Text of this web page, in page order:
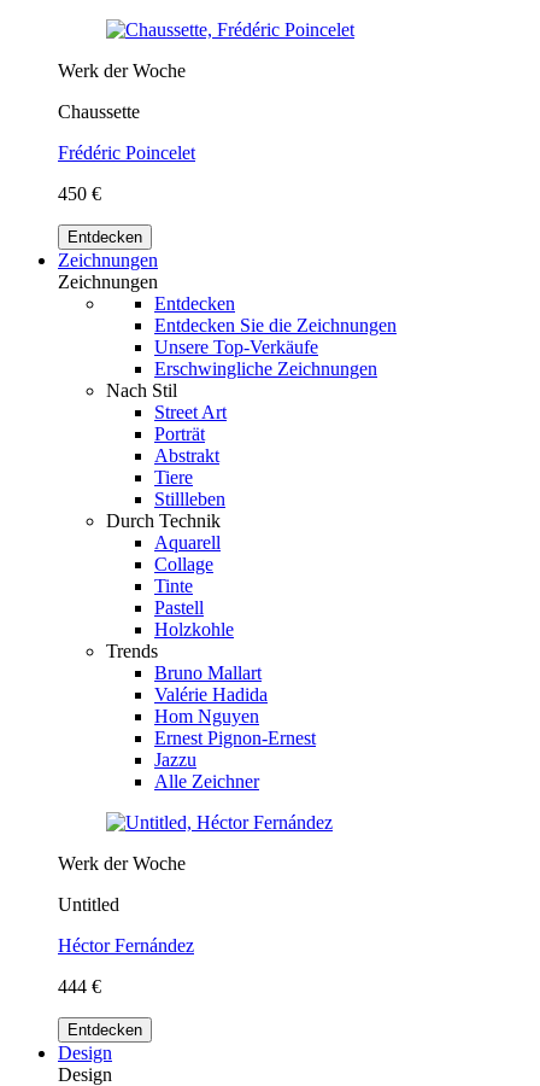
Werk der Woche
Chaussette
Frédéric Poincelet
450 €
Entdecken
Zeichnungen
Zeichnungen
Entdecken
Entdecken Sie die Zeichnungen
Unsere Top-Verkäufe
Erschwingliche Zeichnungen
Nach Stil
Street Art
Porträt
Abstrakt
Tiere
Stillleben
Durch Technik
Aquarell
Collage
Tinte
Pastell
Holzkohle
Trends
Bruno Mallart
Valérie Hadida
Hom Nguyen
Ernest Pignon-Ernest
Jazzu
Alle Zeichner
Werk der Woche
Untitled
Héctor Fernández
444 €
Entdecken
Design
Design